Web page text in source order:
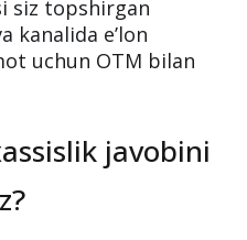
siz topshirgan
kanalida e’lon
uchun OTM bilan
javobini